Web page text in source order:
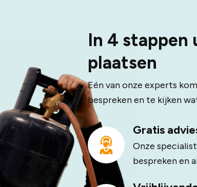
In 4 stappen
plaatsen
Eén van onze experts
bespreken en te kijken
Gratis
Onze
bespreken en